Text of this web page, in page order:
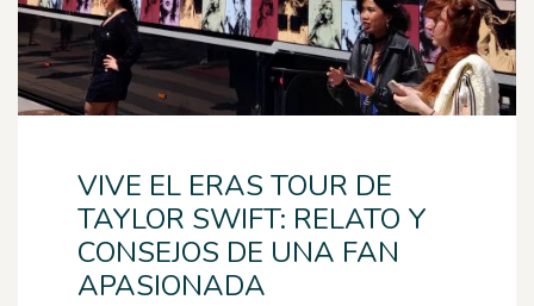
VIVE EL ERAS TOUR DE
TAYLOR SWIFT: RELATO Y
CONSEJOS DE UNA FAN
APASIONADA